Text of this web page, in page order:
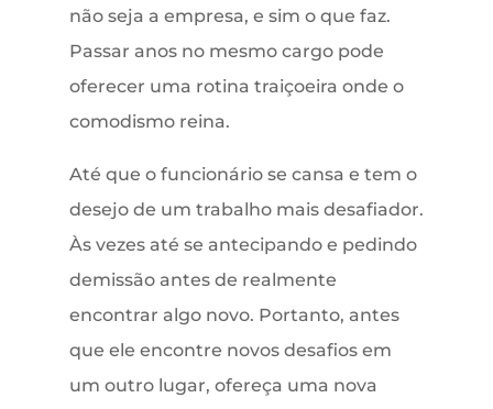
não seja a empresa, e sim o que faz.
Passar anos no mesmo cargo pode
oferecer uma rotina traiçoeira onde o
comodismo reina.
Até que o funcionário se cansa e tem o
desejo de um trabalho mais desafiador.
Às vezes até se antecipando e pedindo
demissão antes de realmente
encontrar algo novo. Portanto, antes
que ele encontre novos desafios em
um outro lugar, ofereça uma nova